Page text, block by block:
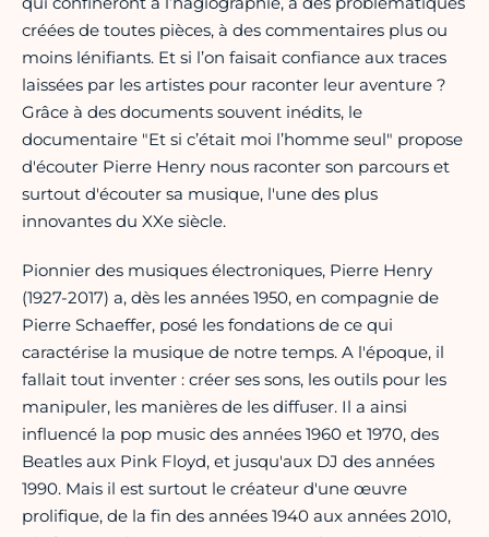
créées de toutes pièces, à des commentaires plus ou
moins lénifiants. Et si l’on faisait confiance aux traces
laissées par les artistes pour raconter leur aventure ?
Grâce à des documents souvent inédits, le
documentaire "Et si c’était moi l’homme seul" propose
d'écouter Pierre Henry nous raconter son parcours et
surtout d'écouter sa musique, l'une des plus
innovantes du XXe siècle.
Pionnier des musiques électroniques, Pierre Henry
(1927-2017) a, dès les années 1950, en compagnie de
Pierre Schaeffer, posé les fondations de ce qui
caractérise la musique de notre temps. A l'époque, il
fallait tout inventer : créer ses sons, les outils pour les
manipuler, les manières de les diffuser. Il a ainsi
influencé la pop music des années 1960 et 1970, des
Beatles aux Pink Floyd, et jusqu'aux DJ des années
1990. Mais il est surtout le créateur d'une œuvre
prolifique, de la fin des années 1940 aux années 2010,